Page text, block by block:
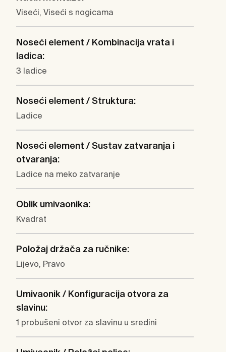
Viseći, Viseći s nogicama
Noseći element / Kombinacija vrata i
ladica:
3 ladice
Noseći element / Struktura:
Ladice
Noseći element / Sustav zatvaranja i
otvaranja:
Ladice na meko zatvaranje
Oblik umivaonika:
Kvadrat
Položaj držača za ručnike:
Lijevo, Pravo
Umivaonik / Konfiguracija otvora za
slavinu:
1 probušeni otvor za slavinu u sredini